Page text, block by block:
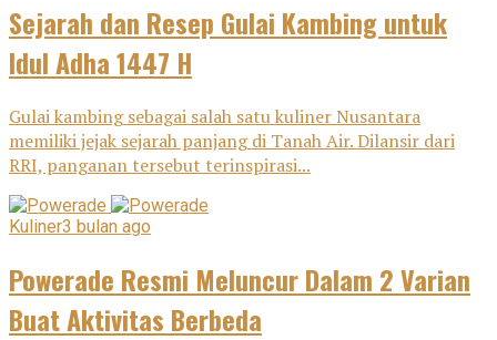
Sejarah dan Resep Gulai Kambing untuk
Idul Adha 1447 H
Gulai kambing sebagai salah satu kuliner Nusantara
memiliki jejak sejarah panjang di Tanah Air. Dilansir dari
RRI, panganan tersebut terinspirasi...
Kuliner3 bulan ago
Powerade Resmi Meluncur Dalam 2 Varian
Buat Aktivitas Berbeda